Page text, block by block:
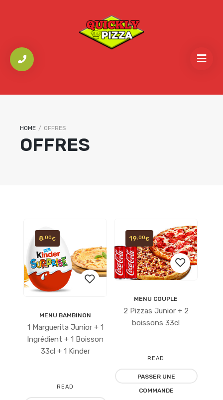
HOME / OFFRES
OFFRES
Ajouter
à la
MENU BAMBINON
1 Marguerita Junior + 1
Ingrédient + 1 Boisson
33cl + 1 Kinder
8,00€
READ
Ajouter
à la
MENU COUPLE
2 Pizzas Junior + 2
boissons 33cl
19,00€
READ
MORE
PASSER UNE
COMMANDE